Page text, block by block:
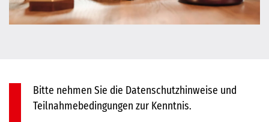
Bitte nehmen Sie die Datenschutzhinweise und
Teilnahmebedingungen zur Kenntnis.